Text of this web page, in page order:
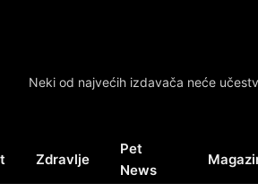
Zdravlje
Pet
News